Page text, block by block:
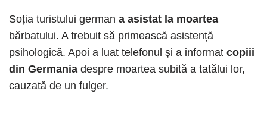
Soția turistului german a asistat la moartea
bărbatului. A trebuit să primească asistență
psihologică. Apoi a luat telefonul și a informat copiii
din Germania despre moartea subită a tatălui lor,
cauzată de un fulger.